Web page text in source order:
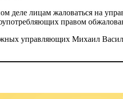
деле лицам жаловаться на
правом
управляющих Михаил